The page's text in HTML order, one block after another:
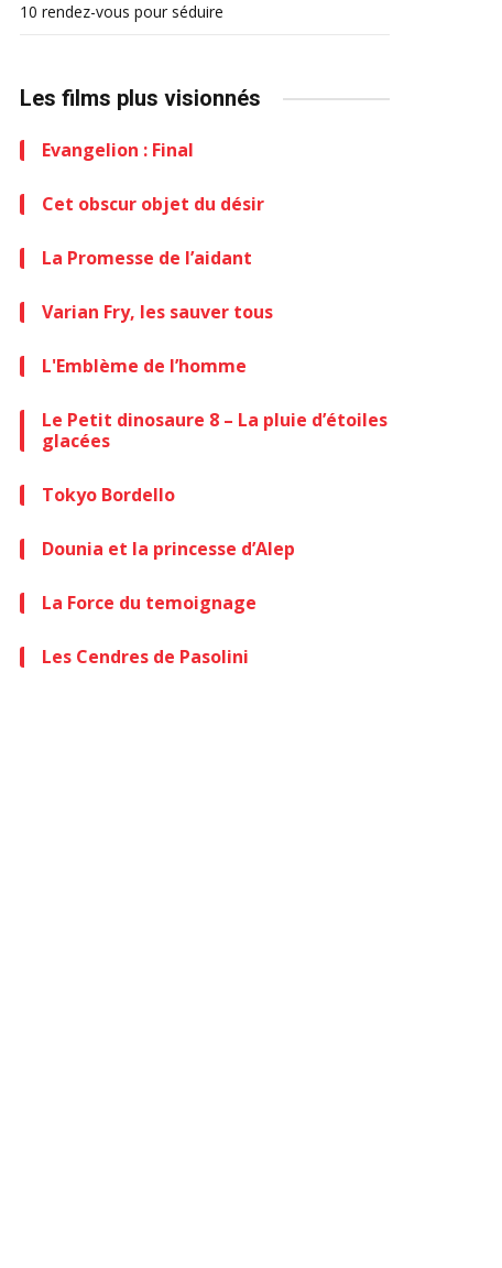
10 rendez-vous pour séduire
Les films plus visionnés
Evangelion : Final
Cet obscur objet du désir
La Promesse de l’aidant
Varian Fry, les sauver tous
L'Emblème de l’homme
Le Petit dinosaure 8 – La pluie d’étoiles
glacées
Tokyo Bordello
Dounia et la princesse d’Alep
La Force du temoignage
Les Cendres de Pasolini